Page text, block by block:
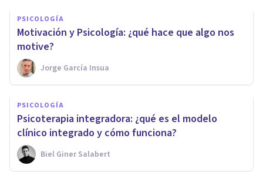
PSICOLOGÍA
Motivación y Psicología: ¿qué hace que algo nos
motive?
Jorge García Insua
PSICOLOGÍA
Psicoterapia integradora: ¿qué es el modelo
clínico integrado y cómo funciona?
Biel Giner Salabert